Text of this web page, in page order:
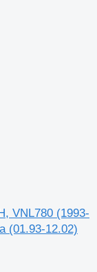
VNL780 (1993-
(01.93-12.02)